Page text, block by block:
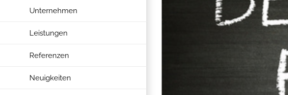
Unternehmen
Leistungen
Referenzen
Neuigkeiten